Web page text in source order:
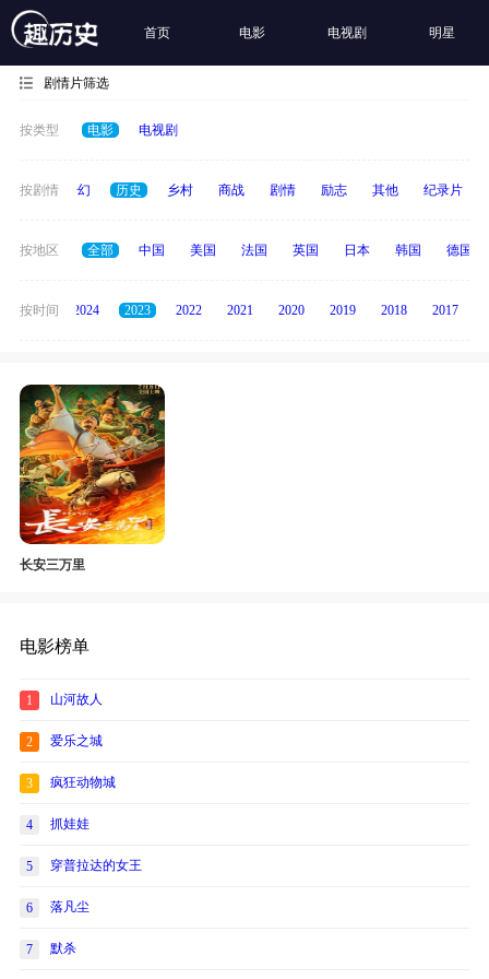
首页 电影 电视剧 明星
剧情片筛选
按类型 电影 电视剧
按剧情
动作 奇幻 历史 乡村 商战 剧情 励志 其他 纪录片
按地区 全部 中国 美国 法国 英国 日本 韩国 德国
按时间
2025 2024 2023 2022 2021 2020 2019 2018 2017
长安三万里
电影榜单
1 山河故人
2 爱乐之城
3 疯狂动物城
4 抓娃娃
5 穿普拉达的女王
6 落凡尘
7 默杀